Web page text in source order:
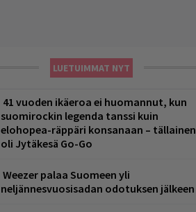
LUETUIMMAT NYT
41 vuoden ikäeroa ei huomannut, kun
suomirockin legenda tanssi kuin
elohopea-räppäri konsanaan – tällainen
oli Jytäkesä Go-Go
Weezer palaa Suomeen yli
neljännesvuosisadan odotuksen jälkeen